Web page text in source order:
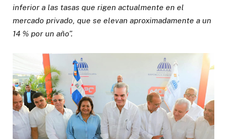
inferior a las tasas que rigen actualmente en el
mercado privado, que se elevan aproximadamente a un
14 % por un año”.